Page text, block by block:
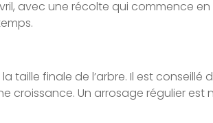
avec une récolte qui commence
finale de l’arbre. Il est
Un arrosage régulier est